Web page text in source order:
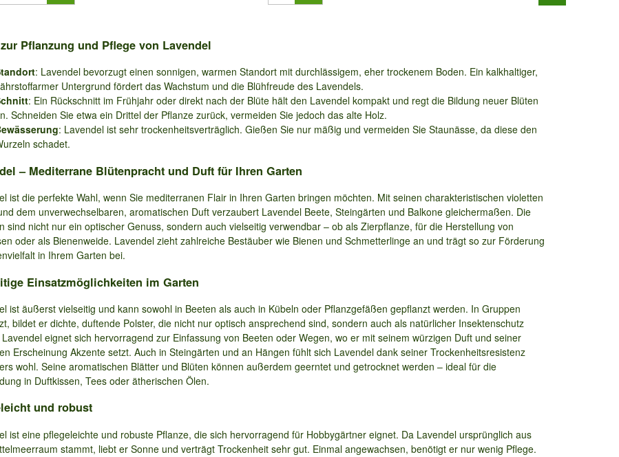
Pflanzung und Pflege von Lavendel
: Lavendel bevorzugt einen sonnigen, warmen Standort mit durchlässigem, eher trockenem Boden. Ein kalkhaltiger,
Untergrund fördert das Wachstum und die Blühfreude des Lavendels.
: Ein Rückschnitt im Frühjahr oder direkt nach der Blüte hält den Lavendel kompakt und regt die Bildung neuer Blüten
Schneiden Sie etwa ein Drittel der Pflanze zurück, vermeiden Sie jedoch das alte Holz.
: Lavendel ist sehr trockenheitsverträglich. Gießen Sie nur mäßig und vermeiden Sie Staunässe, da diese den
schadet.
– Mediterrane Blütenpracht und Duft für Ihren Garten
ist die perfekte Wahl, wenn Sie mediterranen Flair in Ihren Garten bringen möchten. Mit seinen charakteristischen violetten
dem unverwechselbaren, aromatischen Duft verzaubert Lavendel Beete, Steingärten und Balkone gleichermaßen. Die
sind nicht nur ein optischer Genuss, sondern auch vielseitig verwendbar – ob als Zierpflanze, für die Herstellung von
oder als Bienenweide. Lavendel zieht zahlreiche Bestäuber wie Bienen und Schmetterlinge an und trägt so zur Förderung
in Ihrem Garten bei.
Einsatzmöglichkeiten im Garten
ist äußerst vielseitig und kann sowohl in Beeten als auch in Kübeln oder Pflanzgefäßen gepflanzt werden. In Gruppen
bildet er dichte, duftende Polster, die nicht nur optisch ansprechend sind, sondern auch als natürlicher Insektenschutz
eignet sich hervorragend zur Einfassung von Beeten oder Wegen, wo er mit seinem würzigen Duft und seiner
Erscheinung Akzente setzt. Auch in Steingärten und an Hängen fühlt sich Lavendel dank seiner Trockenheitsresistenz
wohl. Seine aromatischen Blätter und Blüten können außerdem geerntet und getrocknet werden – ideal für die
in Duftkissen, Tees oder ätherischen Ölen.
und robust
ist eine pflegeleichte und robuste Pflanze, die sich hervorragend für Hobbygärtner eignet. Da Lavendel ursprünglich aus
stammt, liebt er Sonne und verträgt Trockenheit sehr gut. Einmal angewachsen, benötigt er nur wenig Pflege.